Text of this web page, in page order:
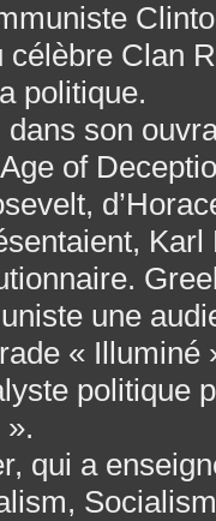
Clan
politique.
son
of
une
« Illuminé
politique
».
qui a